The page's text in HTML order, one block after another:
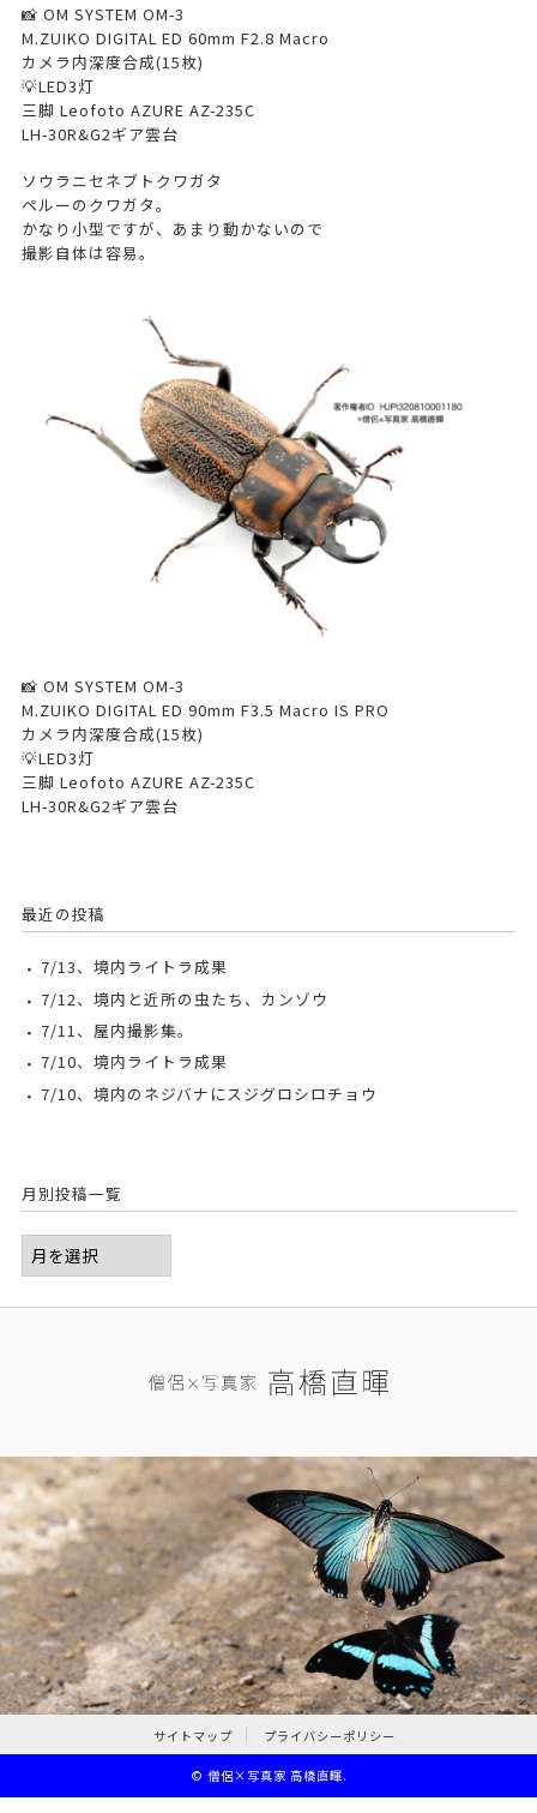
📸 OM SYSTEM OM-3
M.ZUIKO DIGITAL ED 60mm F2.8 Macro
カメラ内深度合成(15枚)
💡LED3灯
三脚 Leofoto AZURE AZ-235C
LH-30R&G2ギア雲台
ソウラニセネブトクワガタ
ペルーのクワガタ。
かなり小型ですが、あまり動かないので
撮影自体は容易。
📸 OM SYSTEM OM-3
M.ZUIKO DIGITAL ED 90mm F3.5 Macro IS PRO
カメラ内深度合成(15枚)
💡LED3灯
三脚 Leofoto AZURE AZ-235C
LH-30R&G2ギア雲台
最近の投稿
7/13、境内ライトラ成果
7/12、境内と近所の虫たち、カンゾウ
7/11、屋内撮影集。
7/10、境内ライトラ成果
7/10、境内のネジバナにスジグロシロチョウ
月別投稿一覧
サイトマップ プライバシーポリシー
© 僧侶×写真家 高橋直暉.